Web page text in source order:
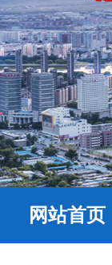
网站首页